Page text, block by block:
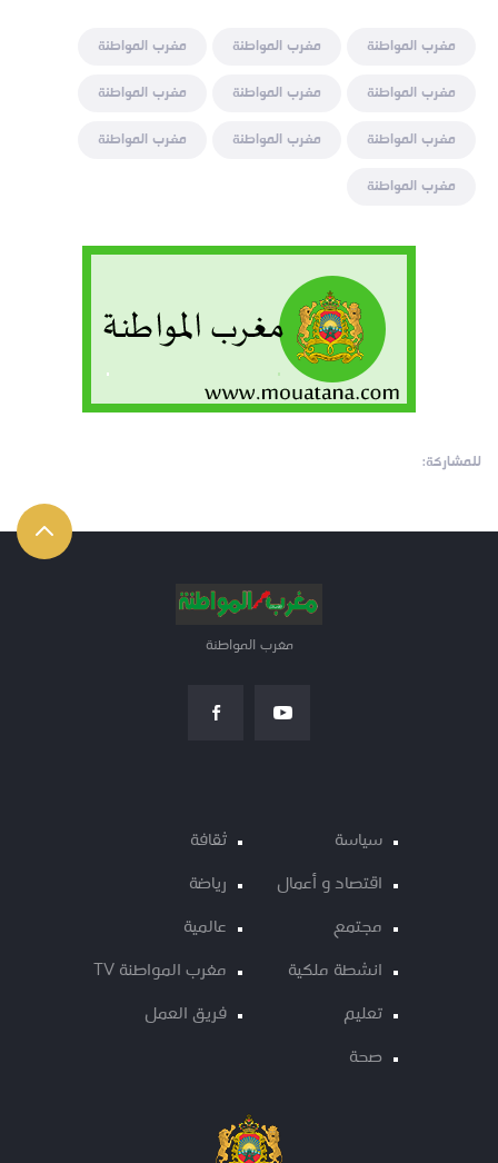
مغرب المواطنة مغرب المواطنة
مغرب المواطنة
مغرب المواطنة
مغرب المواطنة
مغرب المواطنة
مغرب المواطنة
مغرب المواطنة
مغرب المواطنة
مغرب المواطنة
للمشاركة:
مغرب المواطنة
سياسة
اقتصاد و أعمال
مجتمع
انشطة ملكية
تعليم
صحة
ثقافة
رياضة
عالمية
مغرب المواطنة TV
فريق العمل